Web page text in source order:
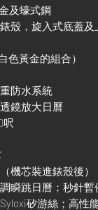
及蠔式鋼
殼，旋入式底蓋及
色黃金的組合）
防水系統
鏡放大日曆
呎
機芯裝進錶殼後）
瞬跳日曆；秒針
矽游絲；高性